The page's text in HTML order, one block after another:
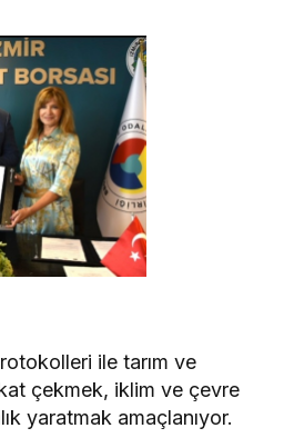
ile tarım ve
çekmek, iklim ve çevre
yaratmak amaçlanıyor.